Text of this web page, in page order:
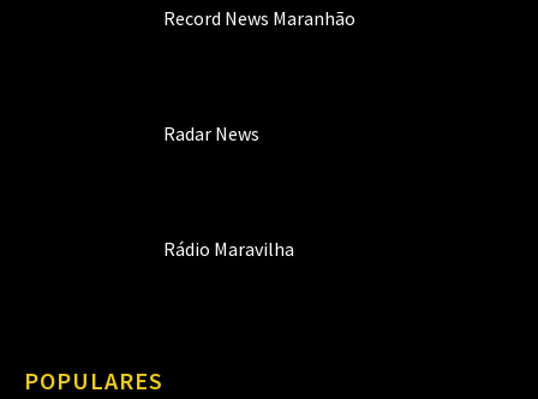
Record News Maranhão
Radar News
Rádio Maravilha
POPULARES